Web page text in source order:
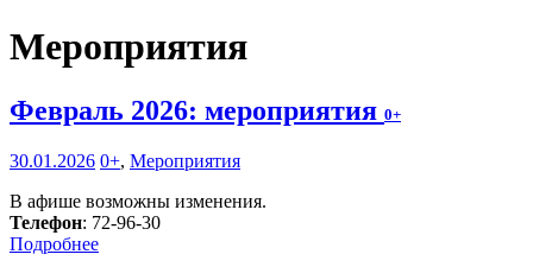
Мероприятия
Февраль 2026: мероприятия 0+
30.01.2026 0+, Мероприятия
В афише возможны изменения.
Телефон: 72-96-30
Подробнее